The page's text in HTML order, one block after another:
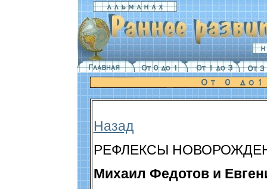
Назад
РЕФЛЕКСЫ
Михаил Федотов и